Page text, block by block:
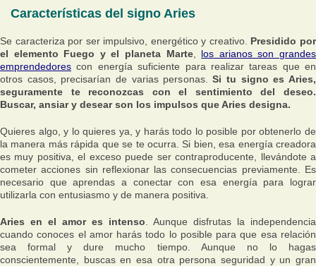
Características del signo Aries
Se caracteriza por ser impulsivo, energético y creativo. Presidido por
el elemento Fuego y el planeta Marte, los arianos son grandes
emprendedores con energía suficiente para realizar tareas que en
otros casos, precisarían de varias personas.Si tu signo es Aries,
seguramente te reconozcas con el sentimiento del deseo.
Buscar, ansiar y desear son los impulsos que Aries designa.
Quieres algo, y lo quieres ya, y harás todo lo posible por obtenerlo de
la manera más rápida que se te ocurra. Si bien, esa energía creadora
es muy positiva, el exceso puede ser contraproducente, llevándote a
cometer acciones sin reflexionar las consecuencias previamente. Es
necesario que aprendas a conectar con esa energía para lograr
utilizarla con entusiasmo y de manera positiva.
Aries en el amor es intenso . Aunque disfrutas la independencia
cuando conoces el amor harás todo lo posible para que esa relación
sea formal y dure mucho tiempo. Aunque no lo hagas
conscientemente, buscas en esa otra persona seguridad y un gran